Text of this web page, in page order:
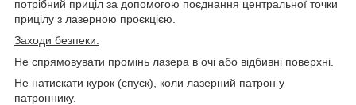
потрібний приціл за допомогою поєднання центральної точки
прицілу з лазерною проєкцією.
Заходи безпеки:
Не спрямовувати промінь лазера в очі або відбивні поверхні.
Не натискати курок (спуск), коли лазерний патрон у
патроннику.